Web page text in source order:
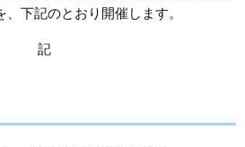
下記のとおり開催します。
記